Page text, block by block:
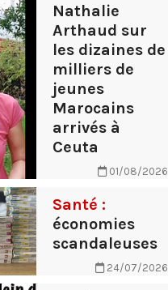
Nathalie
Arthaud sur
les dizaines de
milliers de
jeunes
Marocains
arrivés à
Ceuta
01/08/2026
Santé :
économies
scandaleuses
24/07/2026